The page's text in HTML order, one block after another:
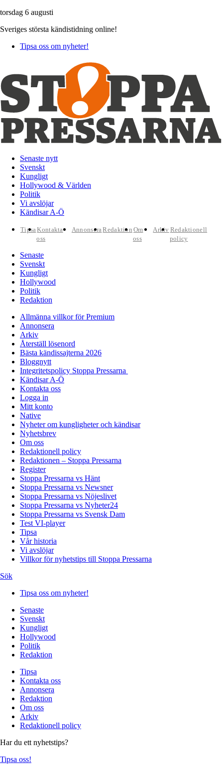
torsdag 6 augusti
Sveriges största kändistidning online!
Tipsa oss om nyheter!
Senaste nytt
Svenskt
Kungligt
Hollywood & Världen
Politik
Vi avslöjar
Kändisar A-Ö
TipsaKontakta
oss
AnnonseraRedaktion Om
oss
Arkiv Redaktionell
policy
Senaste
Svenskt
Kungligt
Hollywood
Politik
Redaktion
Allmänna villkor för Premium
Annonsera
Arkiv
Återställ lösenord
Bästa kändissajterna 2026
Bloggnytt
Integritetspolicy Stoppa Pressarna
Kändisar A-Ö
Kontakta oss
Logga in
Mitt konto
Native
Nyheter om kungligheter och kändisar
Nyhetsbrev
Om oss
Redaktionell policy
Redaktionen – Stoppa Pressarna
Register
Stoppa Pressarna vs Hänt
Stoppa Pressarna vs Newsner
Stoppa Pressarna vs Nöjeslivet
Stoppa Pressarna vs Nyheter24
Stoppa Pressarna vs Svensk Dam
Test VI-player
Tipsa
Vår historia
Vi avslöjar
Villkor för nyhetstips till Stoppa Pressarna
Sök
Tipsa oss om nyheter!
Senaste
Svenskt
Kungligt
Hollywood
Politik
Redaktion
Tipsa
Kontakta oss
Annonsera
Redaktion
Om oss
Arkiv
Redaktionell policy
Har du ett nyhetstips?
Tipsa oss!